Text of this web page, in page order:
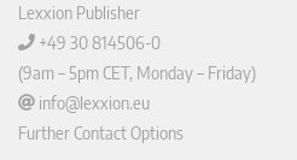
Lexxion Publisher
+49 30 814506-0
(9am – 5pm CET, Monday – Friday)
info@lexxion.eu
Further Contact Options